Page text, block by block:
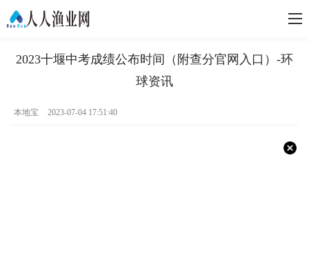
2023十堰中考成绩公布时间（附查分官网入口）-环
球资讯
本地宝 2023-07-04 17:51:40